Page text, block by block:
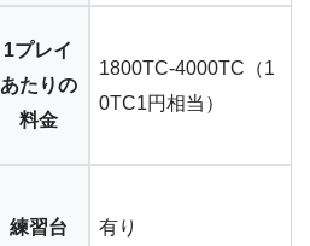
1プレイ
あたりの
料金
1800TC-4000TC（1
0TC1円相当）
練習台 有り